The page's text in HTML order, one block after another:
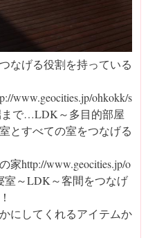
なげる役割を持っている
www.geocities.jp/ohkokk/s
まで…LDK～多目的部屋
とすべての室をつなげる
http://www.geocities.jp/o
室～LDK～客間をつなげ
にしてくれるアイテムか